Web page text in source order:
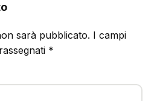
sarà pubblicato. I campi
*